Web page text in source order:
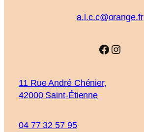
a.l.c.c@orange.fr
Facebook Instagram
11 Rue André Chénier,
42000 Saint-Étienne
04 77 32 57 95